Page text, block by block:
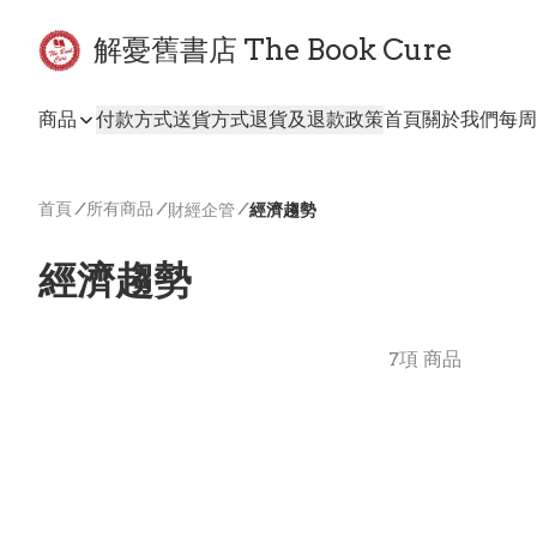
解憂舊書店 The Book Cure
商品 付款方式送貨方式退貨及退款政策首頁關於我們每
首頁/ 所有商品 / 財經企管 /經濟趨勢
經濟趨勢
7項 商品